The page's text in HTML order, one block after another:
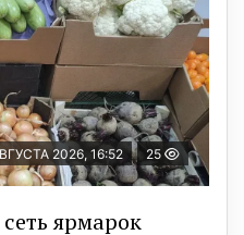
2026, 16:52 25
ярмарок